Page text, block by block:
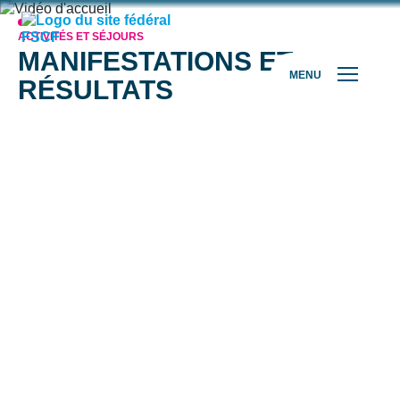
MENU
ACTIVITÉS ET SÉJOURS
MANIFESTATIONS ET
RÉSULTATS